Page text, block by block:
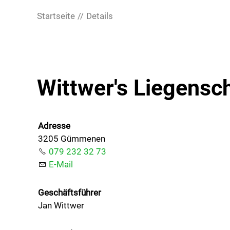
Startseite Details
Wittwer's
Adresse
3205 Gümmenen
079 232 32 73
E-Mail
Geschäftsführer
Jan Wittwer